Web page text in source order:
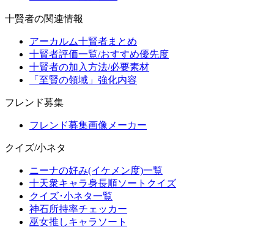
十賢者の関連情報
アーカルム十賢者まとめ
十賢者評価一覧/おすすめ優先度
十賢者の加入方法/必要素材
「至賢の領域」強化内容
フレンド募集
フレンド募集画像メーカー
クイズ/小ネタ
ニーナの好み(イケメン度)一覧
十天衆キャラ身長順ソートクイズ
クイズ･小ネタ一覧
神石所持率チェッカー
巫女推しキャラソート